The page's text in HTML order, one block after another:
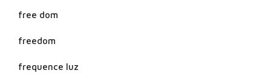
free dom
freedom
frequence luz